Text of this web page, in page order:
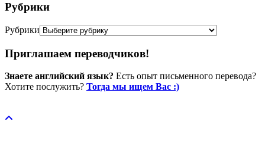
Рубрики
Рубрики
Приглашаем переводчиков!
Знаете английский язык? Есть опыт письменного перевода?
Хотите послужить? Тогда мы ищем Вас :)